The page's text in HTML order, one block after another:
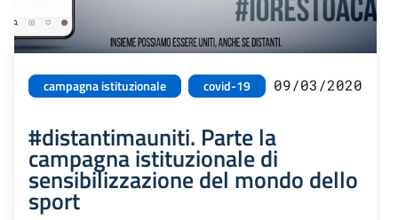
campagna istituzionale covid-19 09/03/2020
#distantimauniti. Parte la
campagna istituzionale di
sensibilizzazione del mondo dello
sport